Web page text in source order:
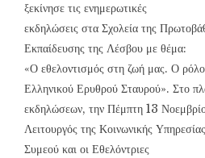
ξεκίνησε τις ενημερωτικές
εκδηλώσεις στα Σχολεία της
Εκπαίδευσης της Λέσβου με θέμα:
«Ο εθελοντισμός στη ζωή μας. Ο
Ελληνικού Ερυθρού Σταυρού». Στο
εκδηλώσεων, την Πέμπτη 13
Λειτουργός της Κοινωνικής
Συμεού και οι Εθελόντριες